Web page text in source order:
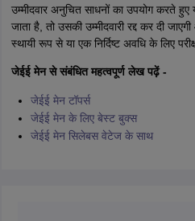
उम्मीदवार अनुचित साधनों का उपयोग करते हुए
जाता है, तो उसकी उम्मीदवारी रद्द कर दी
स्थायी रूप से या एक निर्दिष्ट अवधि के लिए
जेईई मेन से संबंधित महत्वपूर्ण लेख पढ़ें -
जेईई मेन टॉपर्स
जेईई मेन के लिए बेस्ट बुक्स
जेईई मेन सिलेबस वेटेज के साथ